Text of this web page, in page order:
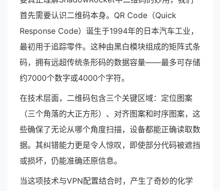
首先需要认识二维码本身。QR Code（Quick
Response Code）诞生于1994年的日本汽车工业，
最初用于追踪零件。这种由黑白模块组成的矩阵式条
码，拥有远超传统条形码的数据容量——最多可存储
约7000个数字或4000个字符。
在技术层面，二维码包含三个关键区域：定位图案
（三个角落的大正方形）、对齐图案和时序图案，这
些确保了无论从哪个角度扫描，设备都能正确读取数
据。其纠错能力更是令人惊叹，即使部分代码被遮挡
或损坏，仍能准确还原信息。
当这项技术与VPN配置结合时，产生了奇妙的化学